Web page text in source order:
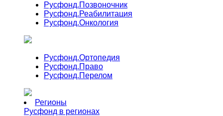
Русфонд.Позвоночник
Русфонд.Реабилитация
Русфонд.Онкология
Русфонд.Ортопедия
Русфонд.Право
Русфонд.Перелом
Регионы
Русфонд в регионах